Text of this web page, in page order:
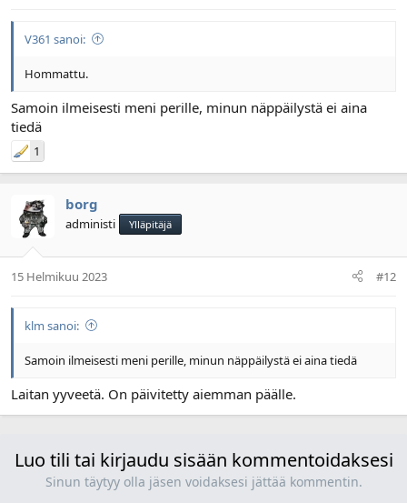
V361 sanoi:
Hommattu.
Samoin ilmeisesti meni perille, minun näppäilystä ei aina
tiedä
1
borg
administi Ylläpitäjä
15 Helmikuu 2023 #12
klm sanoi:
Samoin ilmeisesti meni perille, minun näppäilystä ei aina tiedä
Laitan yyveetä. On päivitetty aiemman päälle.
Luo tili tai kirjaudu sisään kommentoidaksesi
Sinun täytyy olla jäsen voidaksesi jättää kommentin.